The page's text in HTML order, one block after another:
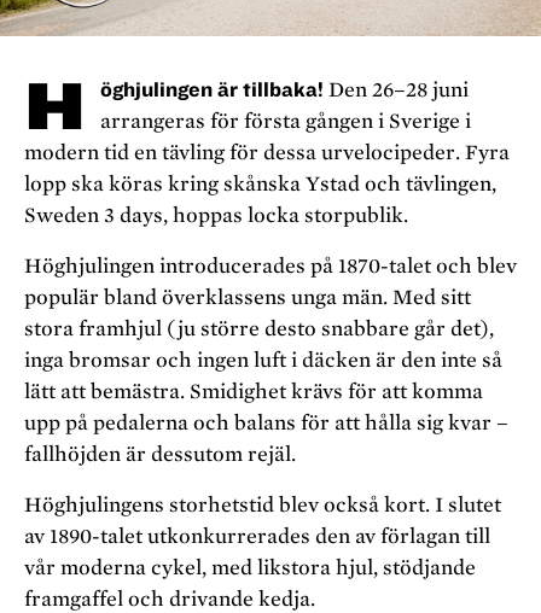
H öghjulingen är tillbaka! Den 26–28 juni
arrangeras för första gången i Sverige i
modern tid en tävling för dessa urvelocipeder. Fyra
lopp ska köras kring skånska Ystad och tävlingen,
Sweden 3 days, hoppas locka storpublik.
Höghjulingen introducerades på 1870-talet och blev
populär bland överklassens unga män. Med sitt
stora framhjul (ju större desto snabbare går det),
inga bromsar och ingen luft i däcken är den inte så
lätt att bemästra. Smidighet krävs för att komma
upp på pedalerna och balans för att hålla sig kvar –
fallhöjden är dessutom rejäl.
Höghjulingens storhetstid blev också kort. I slutet
av 1890-talet utkonkurrerades den av förlagan till
vår moderna cykel, med likstora hjul, stödjande
framgaffel och drivande kedja.